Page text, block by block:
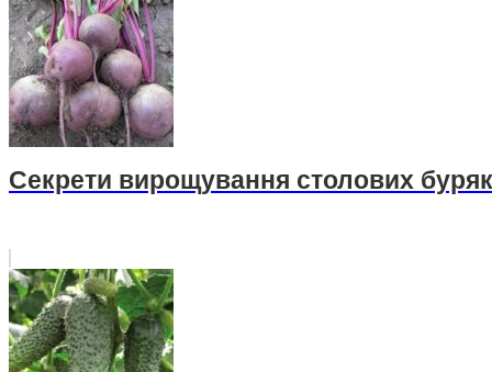
Секрети вирощування столових